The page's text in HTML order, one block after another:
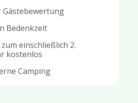
Gästebewertung
Bedenkzeit
einschließlich 2.
kostenlos
Camping